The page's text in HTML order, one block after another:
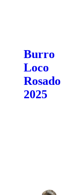
Burro
Loco
Rosado
2025